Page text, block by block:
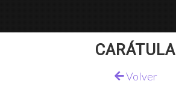
CARÁTULA
Volver